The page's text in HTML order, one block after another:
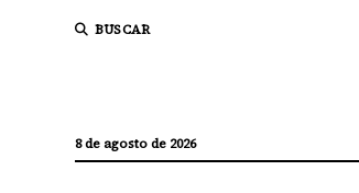
BUSCAR
8 de agosto de 2026